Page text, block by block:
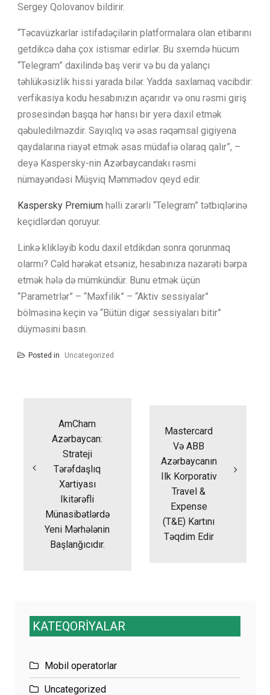
Sergey Qolovanov bildirir.
“Təcavüzkarlar istifadəçilərin platformalara olan etibarını
getdikcə daha çox istismar edirlər. Bu sxemdə hücum
“Telegram” daxilində baş verir və bu da yalançı
təhlükəsizlik hissi yarada bilər. Yadda saxlamaq vacibdir:
verfikasiya kodu hesabınızın açarıdır və onu rəsmi giriş
prosesindən başqa hər hansı bir yerə daxil etmək
qəbuledilməzdir. Sayıqlıq və əsas rəqəmsal gigiyena
qaydalarına riayət etmək əsas müdafiə olaraq qalır”, –
deyə Kaspersky-nin Azərbaycandakı rəsmi
nümayəndəsi Müşviq Məmmədov qeyd edir.
Kaspersky Premium həlli zərərli “Telegram” tətbiqlərinə
keçidlərdən qoruyur.
Linkə klikləyib kodu daxil etdikdən sonra qorunmaq
olarmı? Cəld hərəkət etsəniz, hesabınıza nəzarəti bərpa
etmək hələ də mümkündür. Bunu etmək üçün
“Parametrlər” – “Məxfilik” – “Aktiv sessiyalar”
bölməsinə keçin və “Bütün digər sessiyaları bitir”
düyməsini basın.
Posted in Uncategorized
AmCham
Azərbaycan:
Strateji
Tərəfdaşlıq
Xartiyası
Ikitərəfli
Münasibətlərdə
Yeni Mərhələnin
Başlanğıcıdır.
Mastercard
Və ABB
Azərbaycanın
Ilk Korporativ
Travel &
Expense
(T&E) Kartını
Təqdim Edir
KATEQORİYALAR
Mobil operatorlar
Uncategorized